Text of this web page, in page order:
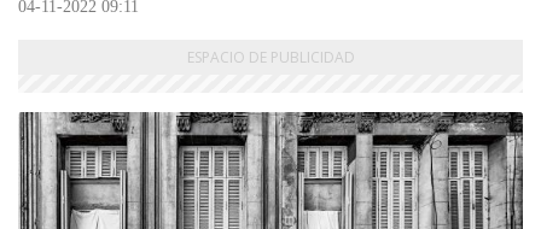
04-11-2022 09:11